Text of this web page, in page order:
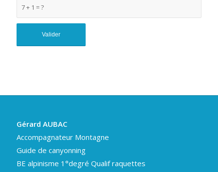
7 + 1 = ?
Gérard AUBAC
Accompagnateur Montagne
Guide de canyonning
BE alpinisme 1°degré Qualif raquettes